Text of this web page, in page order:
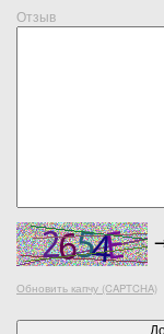
Отзыв
Обновить капчу (CAPTCHA)